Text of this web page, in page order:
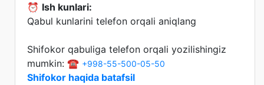
⏰ Ish kunlari:
Qabul kunlarini telefon orqali aniqlang
Shifokor qabuliga telefon orqali yozilishingiz
mumkin: ☎️ +998-55-500-05-50
Shifokor haqida batafsil